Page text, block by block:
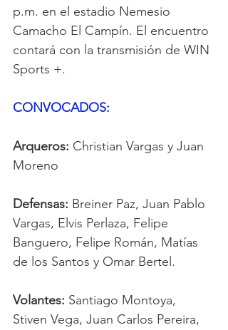
p.m. en el estadio Nemesio
Camacho El Campín. El encuentro
contará con la transmisión de WIN
Sports +.
CONVOCADOS:
Arqueros: Christian Vargas y Juan
Moreno
Defensas: Breiner Paz, Juan Pablo
Vargas, Elvis Perlaza, Felipe
Banguero, Felipe Román, Matías
de los Santos y Omar Bertel.
Volantes: Santiago Montoya,
Stiven Vega, Juan Carlos Pereira,